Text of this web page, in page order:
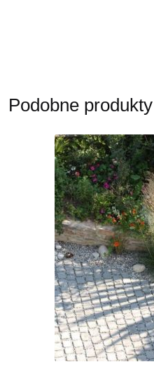
Podobne produkty